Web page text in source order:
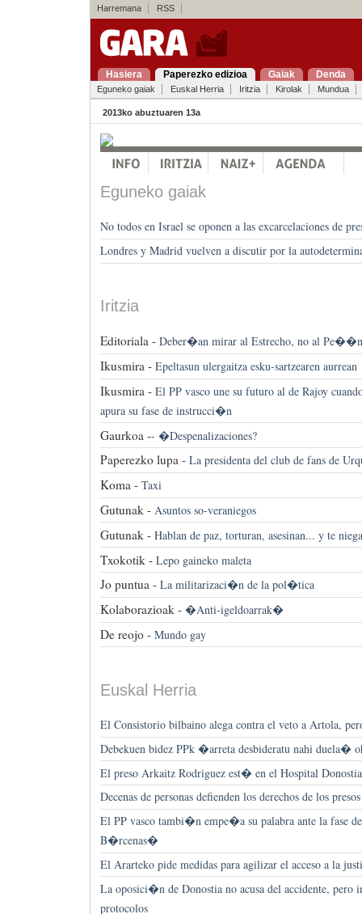
Harremana RSS
Hasiera Paperezko edizioa Gaiak Denda
Eguneko gaiak Euskal Herria Iritzia Kirolak Mundua
2013ko abuztuaren 13a
Eguneko gaiak
No todos en Israel se oponen a las excarcelaciones de
Londres y Madrid vuelven a discutir por la
Iritzia
Editoriala - Deber�an mirar al Estrecho, no al Pe��n
Ikusmira - Epeltasun ulergaitza esku-sartzearen aurrean
Ikusmira - El PP vasco une su futuro al de Rajoy
apura su fase de instrucci�n
Gaurkoa -- �Despenalizaciones?
Paperezko lupa - La presidenta del club de fans de
Koma - Taxi
Gutunak - Asuntos so-veraniegos
Gutunak - Hablan de paz, torturan, asesinan... y te
Txokotik - Lepo gaineko maleta
Jo puntua - La militarizaci�n de la pol�tica
Kolaborazioak - �Anti-igeldoarrak�
De reojo - Mundo gay
Euskal Herria
El Consistorio bilbaino alega contra el veto a Artola,
Debekuen bidez PPk �arreta desbideratu nahi duela�
El preso Arkaitz Rodriguez est� en el Hospital
Decenas de personas defienden los derechos de los
El PP vasco tambi�n empe�a su palabra ante la fase
B�rcenas�
El Ararteko pide medidas para agilizar el acceso a la
La oposici�n de Donostia no acusa del accidente, pero
protocolos